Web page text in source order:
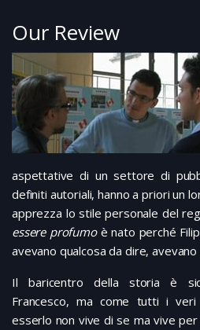
Our Review
aspettative di un settore di
definiti autoriali, hanno a priori un
apprezza lo stile personale del
essere profumoè nato perché
avevano qualcosa da dire, avevano
Il baricentro della storia è
Francesco, ma come tutti i
esserlo non vive di se ma vive